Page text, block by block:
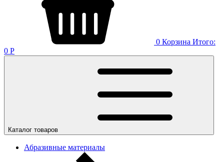
0 Корзина Итого:
0 Р
Каталог товаров
Абразивные материалы